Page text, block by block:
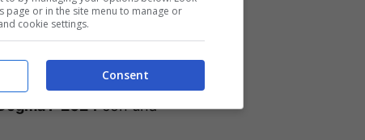
della
F 2024con una
or in the site menu to manage or
cookie settings.
Consent